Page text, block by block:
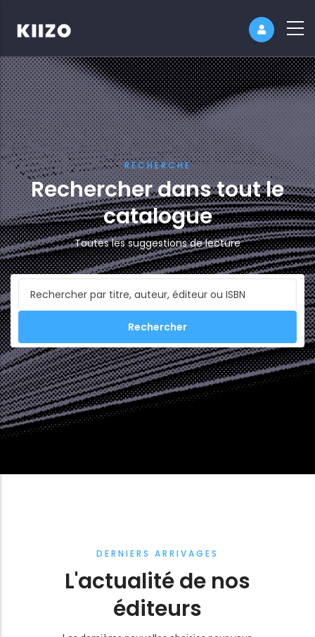
RECHERCHE
Rechercher dans tout le
catalogue
Toutes les suggestions de lecture
DERNIERS ARRIVAGES
L'actualité de nos
éditeurs